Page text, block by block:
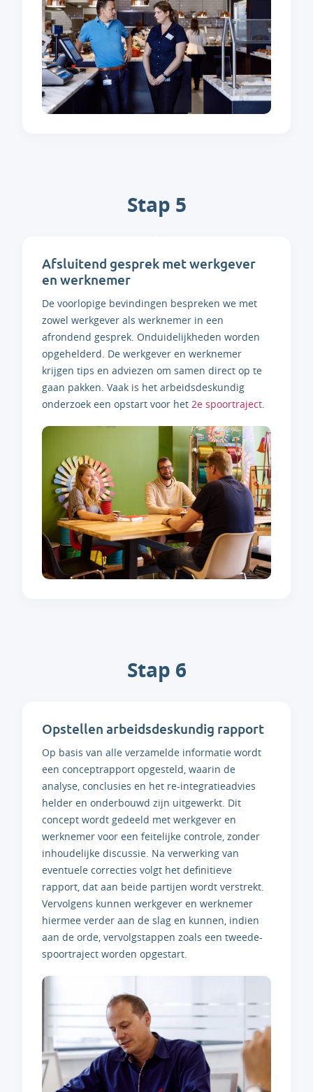
Stap 5
Afsluitend gesprek met werkgever
en werknemer
De voorlopige bevindingen bespreken we met
zowel werkgever als werknemer in een
afrondend gesprek. Onduidelijkheden worden
opgehelderd. De werkgever en werknemer
krijgen tips en adviezen om samen direct op te
gaan pakken. Vaak is het arbeidsdeskundig
onderzoek een opstart voor het 2e spoortraject.
Stap 6
Opstellen arbeidsdeskundig rapport
Op basis van alle verzamelde informatie wordt
een conceptrapport opgesteld, waarin de
analyse, conclusies en het re-integratieadvies
helder en onderbouwd zijn uitgewerkt. Dit
concept wordt gedeeld met werkgever en
werknemer voor een feitelijke controle, zonder
inhoudelijke discussie. Na verwerking van
eventuele correcties volgt het definitieve
rapport, dat aan beide partijen wordt verstrekt.
Vervolgens kunnen werkgever en werknemer
hiermee verder aan de slag en kunnen, indien
aan de orde, vervolgstappen zoals een tweede-
spoortraject worden opgestart.